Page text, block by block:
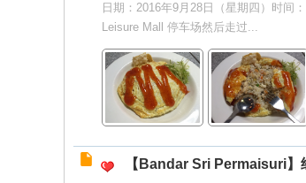
日期：2016年9月28日（星期四）时间
Leisure Mall 停车场然后走过...
【Bandar Sri Permaisuri】